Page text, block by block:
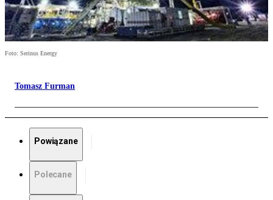
Foto: Serinus Energy
Tomasz Furman
Powiązane
Polecane